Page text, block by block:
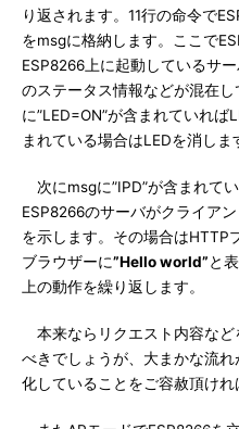
り返されます。11行の命令で
をmsgに格納します。ここで
ESP8266上に起動しているサ
のステータス情報などが混在
に”LED=ON”が含まれていれば
まれている場合はLEDを消しま
次にmsgに”IPD”が含まれて
ESP8266のサーバがクライア
を示します。その場合はHTTP
ブラウザーに”Hello world”と
上の動作を繰り返します。
本来ならリクエスト内容など
べきでしょうが、大まかな流
化していることをご容赦頂けれ